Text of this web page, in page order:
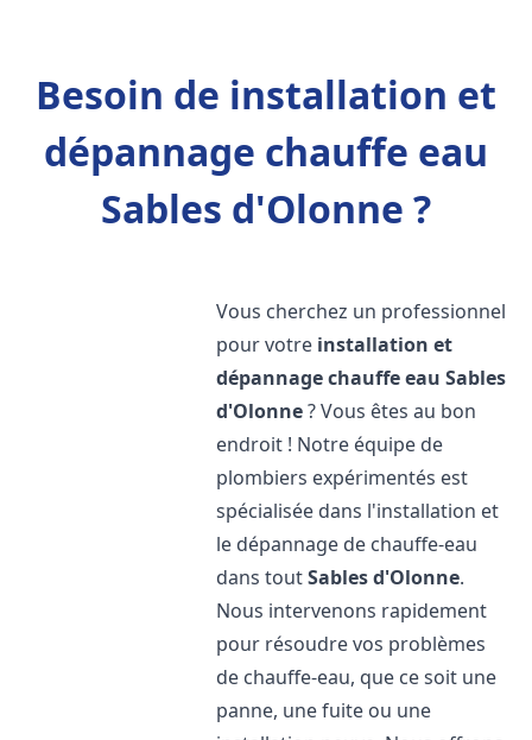
Besoin de installation et
dépannage chauffe eau
Sables d'Olonne ?
Vous cherchez un professionnel
pour votre installation et
dépannage chauffe eau Sables
d'Olonne? Vous êtes au bon
endroit ! Notre équipe de
plombiers expérimentés est
spécialisée dans l'installation et
le dépannage de chauffe-eau
dans toutSables d'Olonne.
Nous intervenons rapidement
pour résoudre vos problèmes
de chauffe-eau, que ce soit une
panne, une fuite ou une